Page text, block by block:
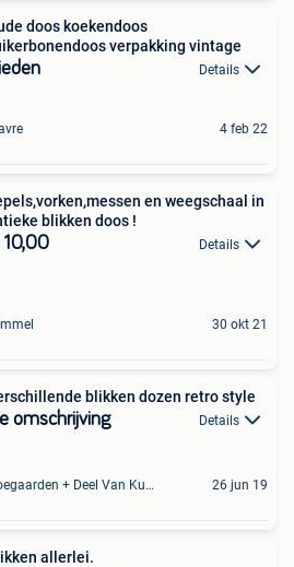
doos koekendoos
verpakking vintage
Details
4 feb 22
en weegschaal in
blikken doos !
Details
30 okt 21
Verschillende blikken dozen retro style
omschrijving Details
Hoegaarden + Deel Van Kumtich + Deel Van Tienen 26 jun 19
allerlei.